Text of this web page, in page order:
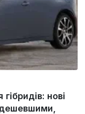
нові
дешевшими,